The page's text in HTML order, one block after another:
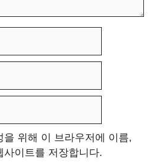
을 위해 이 브라우저에 이름,
사이트를 저장합니다.